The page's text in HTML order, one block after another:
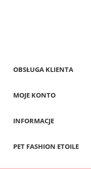
OBSŁUGA KLIENTA
MOJE KONTO
INFORMACJE
PET FASHION ETOILE